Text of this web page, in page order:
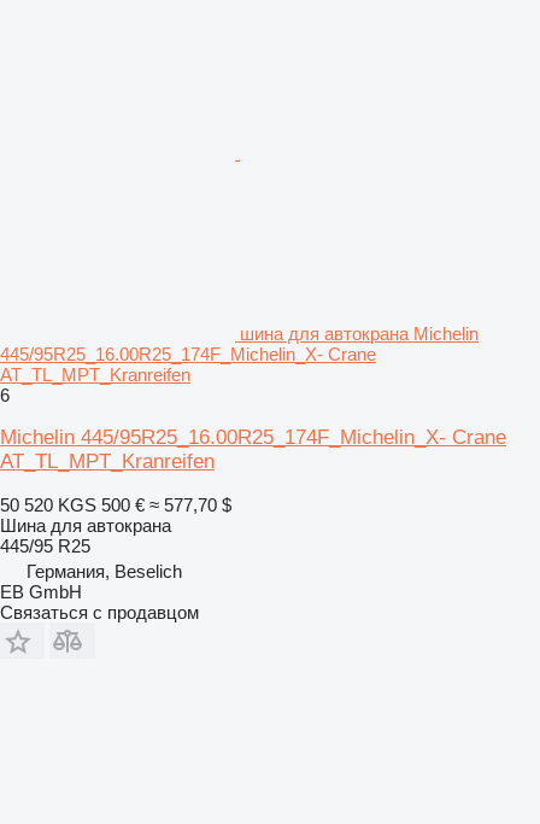
шина для автокрана Michelin
445/95R25_16.00R25_174F_Michelin_X- Crane
AT_TL_MPT_Kranreifen
6
Michelin 445/95R25_16.00R25_174F_Michelin_X- Crane
AT_TL_MPT_Kranreifen
50 520 KGS 500 € ≈ 577,70 $
Шина для автокрана
445/95 R25
Германия, Beselich
EB GmbH
Связаться с продавцом